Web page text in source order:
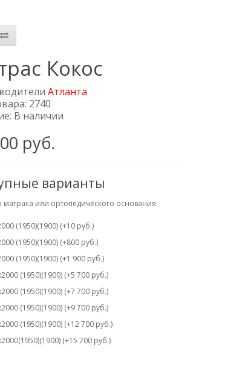
Кокос
Атланта
2740
В наличии
руб.
варианты
матраса или ортопедического основания
(1950)(1900) (+10 руб.)
(1950)(1900) (+800 руб.)
(1950)(1900) (+1 900 руб.)
(1950)(1900) (+5 700 руб.)
(1950)(1900) (+7 700 руб.)
(1950)(1900) (+9 700 руб.)
(1950)(1900) (+12 700 руб.)
(+15 700 руб.)